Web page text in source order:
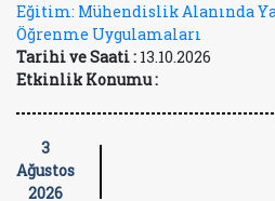
Eğitim: Mühendislik Alanında
Öğrenme Uygulamaları
Tarihi ve Saati : 13.10.2026
Etkinlik Konumu :
3
Ağustos
2026